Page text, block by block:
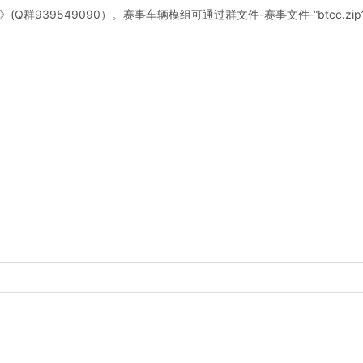
(Q群939549090）。赛事车辆模组可通过群文件-赛事文件-“btcc.zip”